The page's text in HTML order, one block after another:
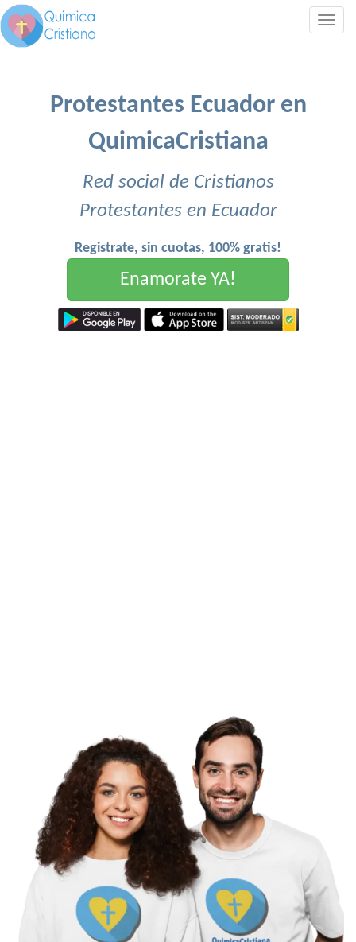
Protestantes Ecuador en
QuimicaCristiana
Red social de Cristianos
Protestantes en Ecuador
Registrate, sin cuotas, 100% gratis!
Enamorate YA!